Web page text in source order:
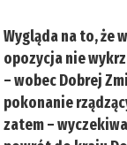
Wygląda na to, że
opozycja nie
– wobec Dobrej
pokonanie
zatem –